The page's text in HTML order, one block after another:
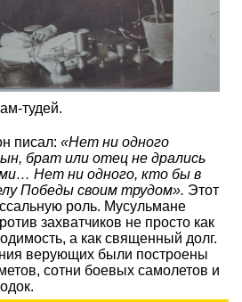
тудей.
писал: «Нет ни одного
брат или отец не дрались
Нет ни одного, кто бы в
Победы своим трудом». Этот
роль. Мусульмане
захватчиков не просто как
а как священный долг.
верующих были построены
сотни боевых самолетов и